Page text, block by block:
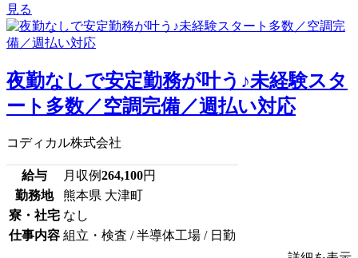
見る
夜勤なしで安定勤務が叶う♪未経験スタ
ート多数／空調完備／週払い対応
コディカル株式会社
給与 月収例264,100円
勤務地
熊本県 大津町
寮・社宅 なし
仕事内容 組立・検査 / 半導体工場 / 日勤